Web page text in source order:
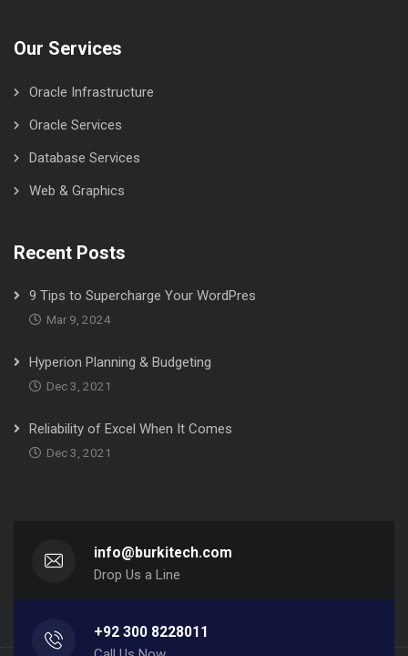
Our Services
Oracle Infrastructure
Oracle Services
Database Services
Web & Graphics
Recent Posts
9 Tips to Supercharge Your WordPres
Mar 9, 2024
Hyperion Planning & Budgeting
Dec 3, 2021
Reliability of Excel When It Comes
Dec 3, 2021
info@burkitech.com
Drop Us a Line
+92 300 8228011